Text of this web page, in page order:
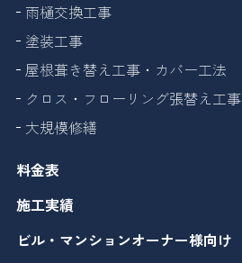
雨樋交換工事
塗装工事
屋根葺き替え工事・カバー工法
クロス・フローリング張替え工事
大規模修繕
料金表
施工実績
ビル・マンションオーナー様向け